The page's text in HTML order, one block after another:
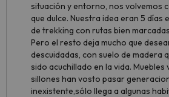
situación y entorno, nos volvemos
que dulce. Nuestra idea eran 5 días
de trekking con rutas bien
Pero el resto deja mucho que
descuidadas, con suelo de madera
sido acuchillado en la vida. Muebles
sillones han vosto pasar
inexistente,sólo llega a algunas